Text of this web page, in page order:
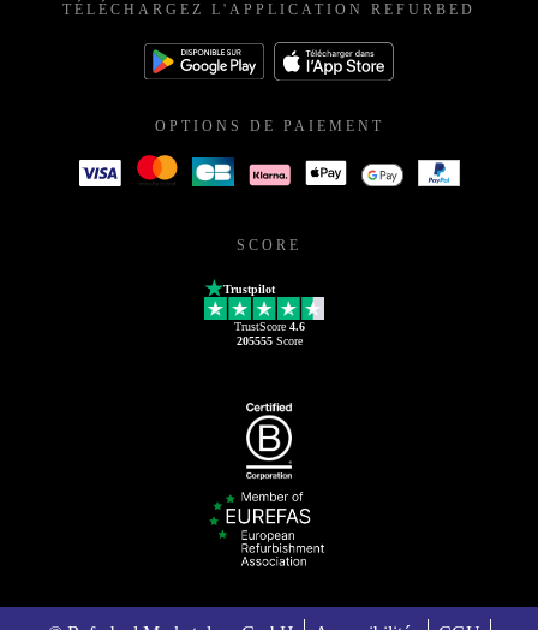
TÉLÉCHARGEZ L'APPLICATION REFURBED
OPTIONS DE PAIEMENT
SCORE
Trustpilot
TrustScore 4.6
205555Score